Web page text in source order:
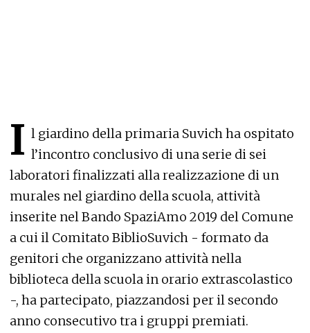
I l giardino della primaria Suvich ha ospitato
l’incontro conclusivo di una serie di sei
laboratori finalizzati alla realizzazione di un
murales nel giardino della scuola, attività
inserite nel Bando SpaziAmo 2019 del Comune
a cui il Comitato BiblioSuvich - formato da
genitori che organizzano attività nella
biblioteca della scuola in orario extrascolastico
-, ha partecipato, piazzandosi per il secondo
anno consecutivo tra i gruppi premiati.